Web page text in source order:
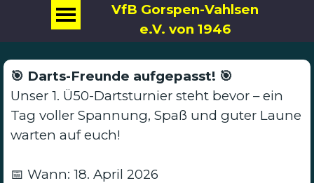
VfB Gorspen-Vahlsen
e.V. von 1946
🎯 Darts-Freunde aufgepasst! 🎯
Unser 1. Ü50-Dartsturnier steht bevor – ein
Tag voller Spannung, Spaß und guter Laune
warten auf euch!
📅 Wann: 18. April 2026